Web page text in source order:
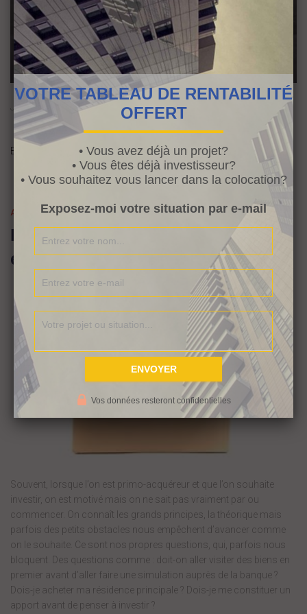
Je vais tenter de vous expliquer un peu la différence.
(suite…)
By
10 ansago
AUTRES ARTICLES
Réussir dans l’immobilier locatif
en 6 conseils
Souvent, lorsque l’on est primo-acquéreur et que l’on souhaite
investir, on est motivé mais on ne sait pas vraiment par ou
commencer. On connaît les grands principes, la théorique mais
parfois des petits obstacles nous empêchent d’avancer comme
on le souhaite. Ce sont nos propres questions, qui, parfois nous
bloquent. Des questions comme : doit-on aller visiter des biens en
premier avant d’aller faire une simulation auprès de la banque ?
Dois-je acheter ma résidence principale ? Dois-je me constituer un
apport avant de penser à investir ?
VOTRE TABLEAU DE RENTABILITÉ
OFFERT
• Vous avez déjà un projet?
• Vous êtes déjà investisseur?
• Vous souhaitez vous lancer dans la colocation?
Exposez-moi votre situation par e-mail
Vos données resteront confidentielles